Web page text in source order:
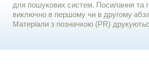
для пошукових систем. Посилання та
виключно в першому чи в другому
Матеріали з позначкою (PR)